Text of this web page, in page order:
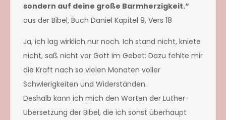
sondern auf deine große Barmherzigkeit.“
aus der Bibel, Buch Daniel Kapitel 9, Vers 18
Ja, ich lag wirklich nur noch. Ich stand nicht, kniete
nicht, saß nicht vor Gott im Gebet: Dazu fehlte mir
die Kraft nach so vielen Monaten voller
Schwierigkeiten und Widerständen.
Deshalb kann ich mich den Worten der Luther-
Übersetzung der Bibel, die ich sonst überhaupt